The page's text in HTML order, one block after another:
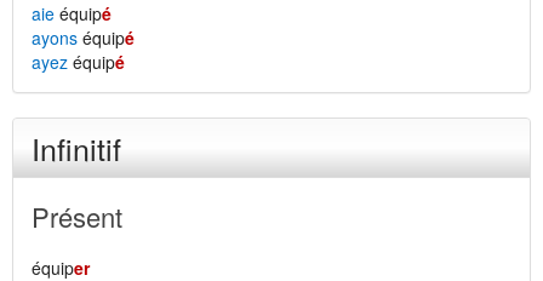
aie équipé
ayons équipé
ayez équipé
Infinitif
Présent
équiper